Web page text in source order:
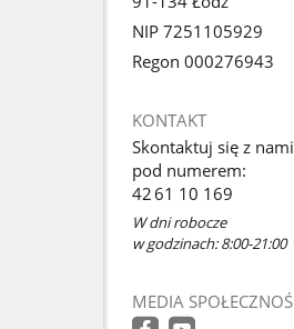
NIP 7251105929
Regon 000276943
KONTAKT
Skontaktuj się z nami
pod numerem:
42 61 10 169
W dni robocze
w godzinach: 8:00-21:00
MEDIA